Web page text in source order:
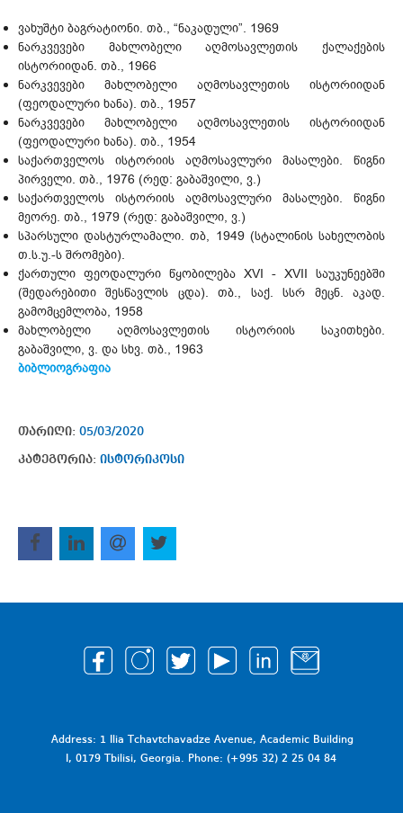
ვახუშტი ბაგრატიონი. თბ., “ნაკადული”. 1969
ნარკვევები მახლობელი აღმოსავლეთის ქალაქების
ისტორიიდან. თბ., 1966
ნარკვევები მახლობელი აღმოსავლეთის ისტორიიდან
(ფეოდალური ხანა). თბ., 1957
ნარკვევები მახლობელი აღმოსავლეთის ისტორიიდან
(ფეოდალური ხანა). თბ., 1954
საქართველოს ისტორიის აღმოსავლური მასალები. წიგნი
პირველი. თბ., 1976 (რედ: გაბაშვილი, ვ.)
საქართველოს ისტორიის აღმოსავლური მასალები. წიგნი
მეორე. თბ., 1979 (რედ: გაბაშვილი, ვ.)
სპარსული დასტურლამალი. თბ, 1949 (სტალინის სახელობის
თ.ს.უ.-ს შრომები).
ქართული ფეოდალური წყობილება XVI - XVII საუკუნეებში
(შედარებითი შესწავლის ცდა). თბ., საქ. სსრ მეცნ. აკად.
გამომცემლობა, 1958
მახლობელი აღმოსავლეთის ისტორიის საკითხები.
გაბაშვილი, ვ. და სხვ. თბ., 1963
ბიბლიოგრაფია
თარიღი: 05/03/2020
კატეგორია: ისტორიკოსი
Address: 1 Ilia Tchavtchavadze Avenue, Academic Building
I, 0179 Tbilisi, Georgia. Phone: (+995 32) 2 25 04 84